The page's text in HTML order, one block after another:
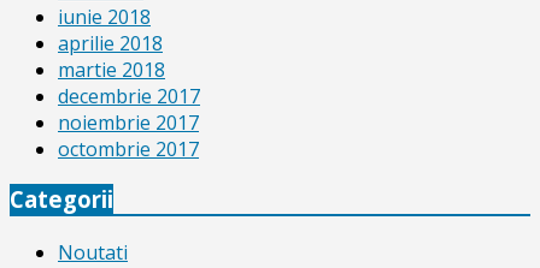
iunie 2018
aprilie 2018
martie 2018
decembrie 2017
noiembrie 2017
octombrie 2017
Categorii
Noutati